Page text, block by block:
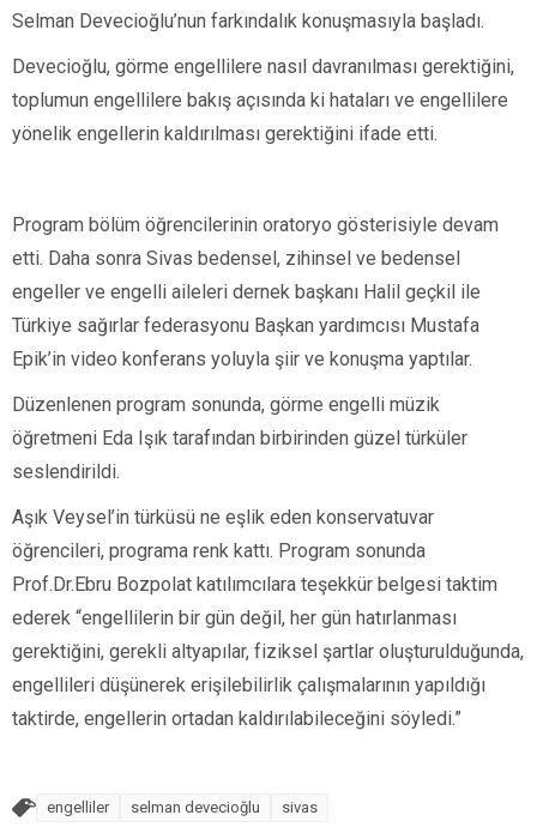
Selman Devecioğlu’nun farkındalık konuşmasıyla başladı.
Devecioğlu, görme engellilere nasıl davranılması gerektiğini,
toplumun engellilere bakış açısında ki hataları ve engellilere
yönelik engellerin kaldırılması gerektiğini ifade etti.
Program bölüm öğrencilerinin oratoryo gösterisiyle devam
etti. Daha sonra Sivas bedensel, zihinsel ve bedensel
engeller ve engelli aileleri dernek başkanı Halil geçkil ile
Türkiye sağırlar federasyonu Başkan yardımcısı Mustafa
Epik’in video konferans yoluyla şiir ve konuşma yaptılar.
Düzenlenen program sonunda, görme engelli müzik
öğretmeni Eda Işık tarafından birbirinden güzel türküler
seslendirildi.
Aşık Veysel’in türküsü ne eşlik eden konservatuvar
öğrencileri, programa renk kattı. Program sonunda
Prof.Dr.Ebru Bozpolat katılımcılara teşekkür belgesi taktim
ederek “engellilerin bir gün değil, her gün hatırlanması
gerektiğini, gerekli altyapılar, fiziksel şartlar oluşturulduğunda,
engellileri düşünerek erişilebilirlik çalışmalarının yapıldığı
taktirde, engellerin ortadan kaldırılabileceğini söyledi.”
engelliler selman devecioğlu sivas